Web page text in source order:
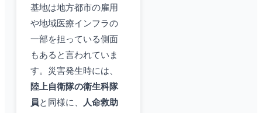
基地は地方都市の雇用
や地域医療インフラの
一部を担っている側面
もあると言われていま
す。災害発生時には、
陸上自衛隊の衛生科隊
員と同様に、
人命救助